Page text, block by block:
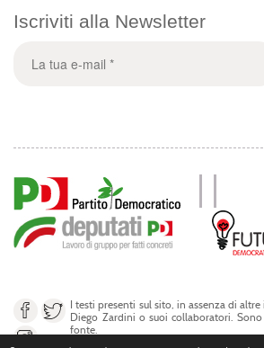
Iscriviti alla Newsletter
I testi presenti sul sito, in assenza di
Diego Zardini o suoi collaboratori.
fonte.